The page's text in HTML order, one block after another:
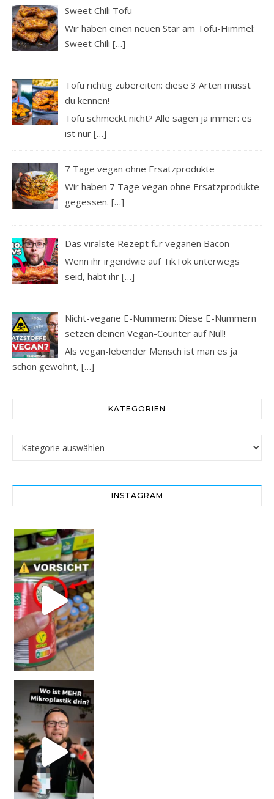
Sweet Chili Tofu
Wir haben einen neuen Star am Tofu-Himmel:
Sweet Chili[…]
Tofu richtig zubereiten: diese 3 Arten musst
du kennen!
Tofu schmeckt nicht? Alle sagen ja immer: es
ist nur[…]
7 Tage vegan ohne Ersatzprodukte
Wir haben 7 Tage vegan ohne Ersatzprodukte
gegessen.[…]
Das viralste Rezept für veganen Bacon
Wenn ihr irgendwie auf TikTok unterwegs
seid, habt ihr[…]
Nicht-vegane E-Nummern: Diese E-Nummern
setzen deinen Vegan-Counter auf Null!
Als vegan-lebender Mensch ist man es ja
schon gewohnt, […]
KATEGORIEN
INSTAGRAM